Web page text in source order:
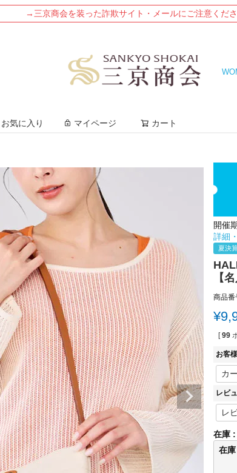
→三京商会を装った詐欺サイト・メールにご注意くだ
お気に入り マイページ カート
開催
詳細
夏決
【
商品番
¥
[ 99
お客
レビ
在庫
在庫